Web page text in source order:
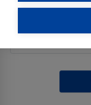
Beskrivelse